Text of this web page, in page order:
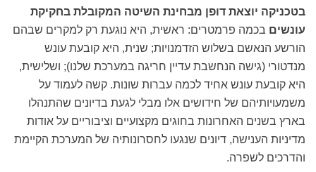
בטכניקה יוצאת דופן מבחינת השיטה המקובלת בחקיקת
עונשים בכמה פרמטרים: ראשית, היא נוגעת רק למקרים שבהם
הורשע הנאשם בשלוש הזדמנויות; שנית, היא קובעת עונש
מנדטורי (גישה הנחשבת עדיין חריגה במערכת שלנו); ושלישית,
היא קובעת עונש אחיד לכמה עברות שונות. קשה לעמוד על
משמעויותיהם של חידושים אלו מבלי לגעת בדיונים שהתנהלו
בארץ בשנים האחרונות בחוגים מקצועיים וציבוריים על אודות
מדיניות הענישה, דיונים שנגעו לחסרונותיה של המערכת הקיימת
והדרכים לשפרה.